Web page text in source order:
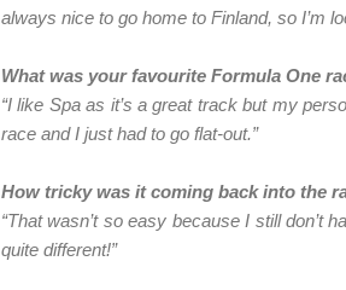
always nice to go home to Finland, so I’m
What was your favourite Formula One
“I like Spa as it’s a great track but my
race and I just had to go flat-out.”
How tricky was it coming back into the
“That wasn’t so easy because I still
quite different!”